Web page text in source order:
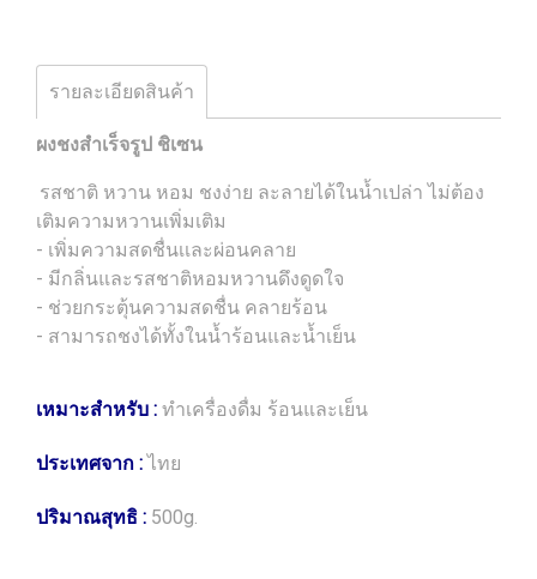
รายละเอียดสินค้า
ผงชงสำเร็จรูป ชิเซน
รสชาติ หวาน หอม ชงง่าย ละลายได้ในน้ำเปล่า ไม่ต้อง
เติมความหวานเพิ่มเติม
- เพิ่มความสดชื่นเเละผ่อนคลาย
- มีกลิ่นและรสชาติหอมหวานดึงดูดใจ
- ช่วยกระตุ้นความสดชื่น คลายร้อน
- สามารถชงได้ทั้งในน้ำร้อนและน้ำเย็น
เหมาะสำหรับ : ทำเครื่องดื่ม ร้อนและเย็น
ประเทศจาก : ไทย
ปริมาณสุทธิ : 500g.